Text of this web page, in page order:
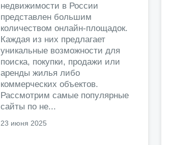
недвижимости в России
представлен большим
количеством онлайн-площадок.
Каждая из них предлагает
уникальные возможности для
поиска, покупки, продажи или
аренды жилья либо
коммерческих объектов.
Рассмотрим самые популярные
сайты по не...
23 июня 2025